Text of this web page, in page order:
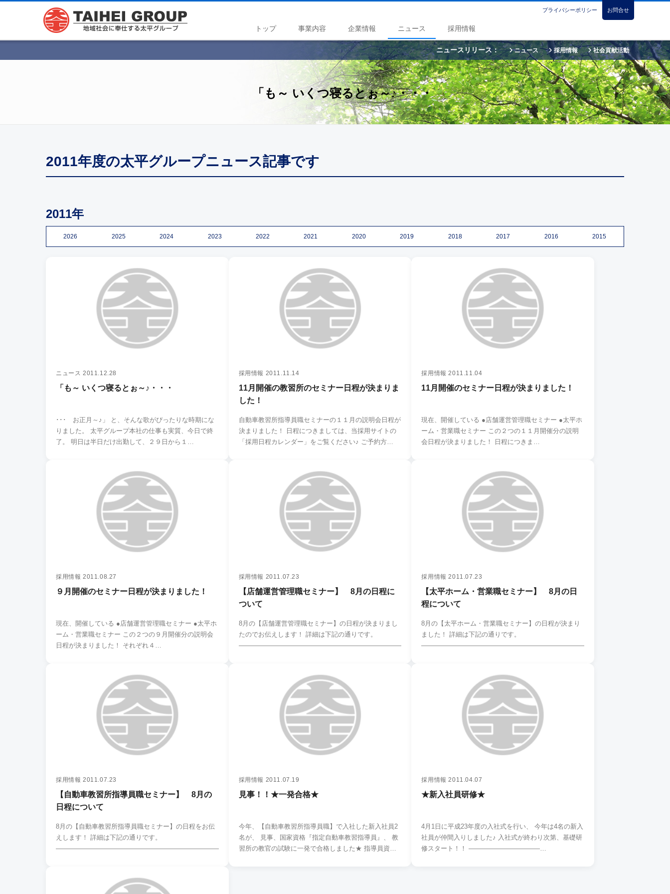
お問合せ
プライバシーポリシー
トップ 事業内容 企業情報 ニュース 採用情報
社会貢献活動
採用情報
ニュース
ニュースリリース：
「も～ いくつ寝るとぉ～♪・・・
2011年度の太平グループニュース記事です
2011年
2026 2025 2024 2023 2022 2021 2020 2019 2018 2017 2016 2015
ニュース 2011.12.28
「も～ いくつ寝るとぉ～♪・・・
･･･ お正月～♪」 と、そんな歌がぴったりな時期にな
りました。 太平グループ本社の仕事も実質、今日で終
了。 明日は半日だけ出勤して、２９日から１…
採用情報 2011.11.14
11月開催の教習所のセミナー日程が決まりま
した！
自動車教習所指導員職セミナーの１１月の説明会日程が
決まりました！ 日程につきましては、当採用サイトの
「採用日程カレンダー」をご覧ください♪ ご予約方…
採用情報 2011.11.04
11月開催のセミナー日程が決まりました！
現在、開催している ●店舗運営管理職セミナー ●太平ホ
ーム・営業職セミナー この２つの１１月開催分の説明
会日程が決まりました！ 日程につきま…
採用情報 2011.08.27
９月開催のセミナー日程が決まりました！
現在、開催している ●店舗運営管理職セミナー ●太平ホ
ーム・営業職セミナー この２つの９月開催分の説明会
日程が決まりました！ それぞれ４…
採用情報 2011.07.23
【店舗運営管理職セミナー】 8月の日程に
ついて
8月の【店舗運営管理職セミナー】の日程が決まりまし
たのでお伝えします！ 詳細は下記の通りです。
――――――――――――――――――――――――――――…
採用情報 2011.07.23
【太平ホーム・営業職セミナー】 8月の日
程について
8月の【太平ホーム・営業職セミナー】の日程が決まり
ました！ 詳細は下記の通りです。
――――――――――――――――――――――――――――――――――…
採用情報 2011.07.23
【自動車教習所指導員職セミナー】 8月の
日程について
8月の【自動車教習所指導員職セミナー】の日程をお伝
えします！ 詳細は下記の通りです。
―――――――――――――――――――――――――――――――――…
採用情報 2011.07.19
見事！！★一発合格★
今年、【自動車教習所指導員職】で入社した新入社員2
名が、 見事、国家資格『指定自動車教習指導員』、 教
習所の教官の試験に一発で合格しました★ 指導員資…
採用情報 2011.04.07
★新入社員研修★
4月1日に平成23年度の入社式を行い、 今年は4名の新入
社員が仲間入りしました♪ 入社式が終わり次第、基礎研
修スタート！！ ―――――――――――…